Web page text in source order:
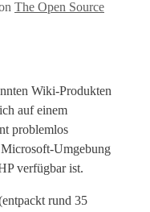
The Open Source
Wiki-Produkten
auf einem
problemlos
Umgebung
verfügbar ist.
rund 35